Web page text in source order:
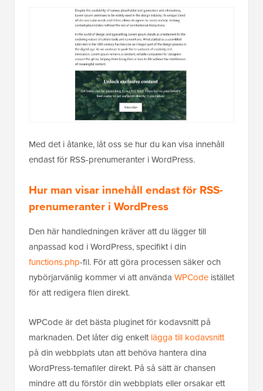
Med det i åtanke, låt oss se hur du kan visa innehåll
endast för RSS-prenumeranter i WordPress.
Hur man visar innehåll endast för RSS-
prenumeranter i WordPress
Den här handledningen kräver att du lägger till
anpassad kod i WordPress, specifikt i din
functions.php-fil. För att göra processen säker och
nybörjarvänlig kommer vi att använda WPCode istället
för att redigera filen direkt.
WPCode är det bästa pluginet för kodavsnitt på
marknaden. Det låter dig enkeltlägga till kodavsnitt
på din webbplats utan att behöva hantera dina
WordPress-temafiler direkt. På så sätt är chansen
mindre att du förstör din webbplats eller orsakar ett